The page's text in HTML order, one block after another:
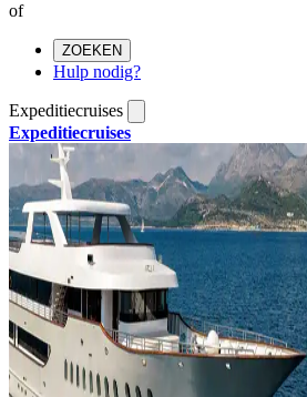
of
ZOEKEN
Hulp nodig?
Expeditiecruises
Expeditiecruises